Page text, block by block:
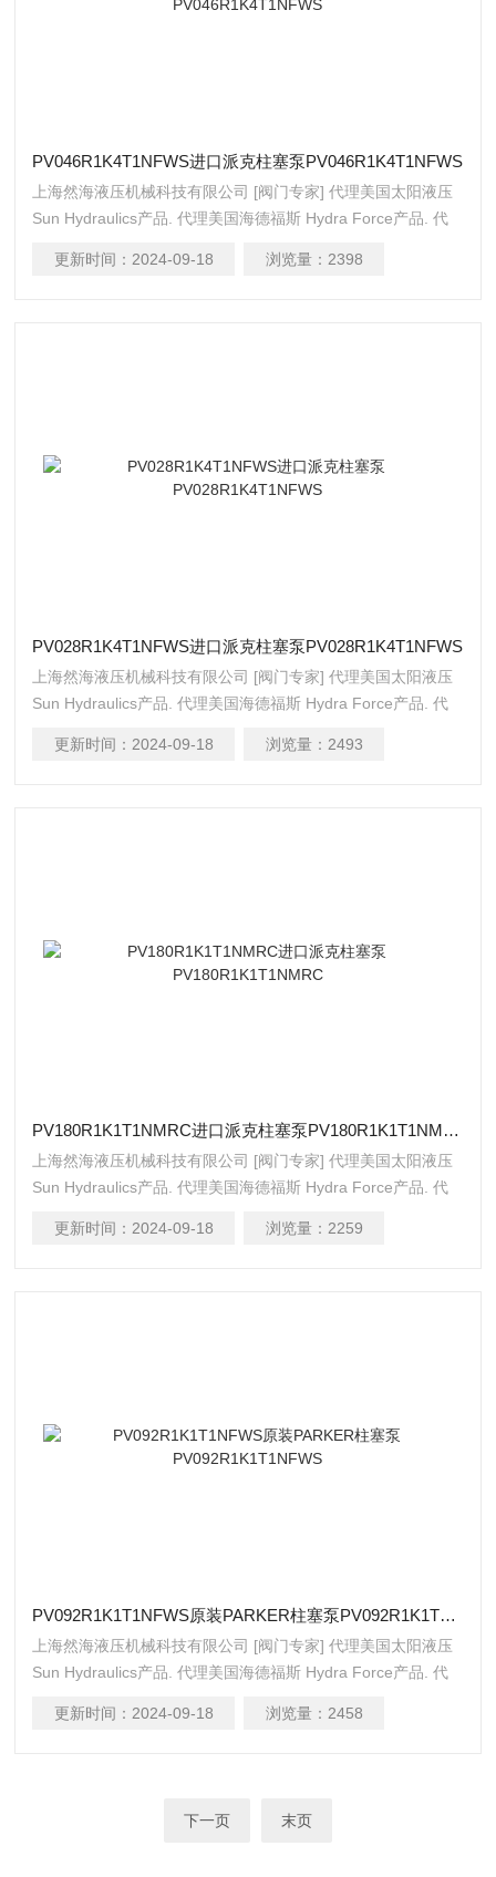
PV046R1K4T1NFWS进口派克柱塞泵PV046R1K4T1NFWS
上海然海液压机械科技有限公司 [阀门专家] 代理美国太阳液压
Sun Hydraulics产品. 代理美国海德福斯 Hydra Force产品. 代
提供油路系统设计,油路块设计,阀块设计与选型 液压油缸，经
更新时间： 2024-09-18 浏览量： 2398
PV028R1K4T1NFWS进口派克柱塞泵PV028R1K4T1NFWS
上海然海液压机械科技有限公司 [阀门专家] 代理美国太阳液压
Sun Hydraulics产品. 代理美国海德福斯 Hydra Force产品. 代
提供油路系统设计,油路块设计,阀块设计与选型 液压油缸，经
更新时间： 2024-09-18 浏览量： 2493
PV180R1K1T1NMRC进口派克柱塞泵PV180R1K1T1NMRC
上海然海液压机械科技有限公司 [阀门专家] 代理美国太阳液压
Sun Hydraulics产品. 代理美国海德福斯 Hydra Force产品. 代
提供油路系统设计,油路块设计,阀块设计与选型 液压油缸，经
更新时间： 2024-09-18 浏览量： 2259
PV092R1K1T1NFWS原装PARKER柱塞泵PV092R1K1T1NFWS
上海然海液压机械科技有限公司 [阀门专家] 代理美国太阳液压
Sun Hydraulics产品. 代理美国海德福斯 Hydra Force产品. 代
提供油路系统设计,油路块设计,阀块设计与选型 液压油缸，经
更新时间： 2024-09-18 浏览量： 2458
下一页 末页